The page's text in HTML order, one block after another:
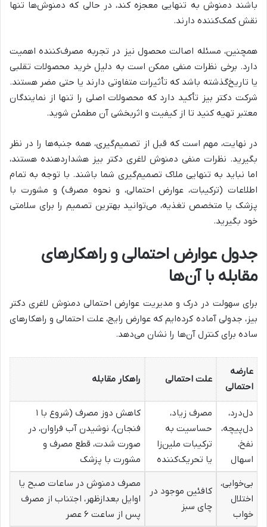
باشند دمنوش به تنهایی معجزه کند، در حالی که دمنوش‌ها تنها
نقش کمک‌کننده دارند.
همچنین، مسئله اصالت محصول نیز در تجربه مصرف‌کننده اهمیت
دارد. برخی نظرات منفی ممکن است به دلیل خرید محصولات تقلبی
یا تاریخ‌گذشته باشد که تأثیرات متفاوتی دارند یا حتی مضر هستند.
شرکت دکتر بیز تأکید دارد که محصولات اصلی را تنها از نمایندگان
معتبر تهیه کنید تا از کیفیت و اثربخشی آن مطمئن شوید.
در نهایت، مهم است که قبل از تصمیم‌گیری، همه جنبه‌ها را در نظر
بگیرید. نظرات منفی دمنوش لاغری دکتر بیز هشداردهنده هستند،
اما نباید به تنهایی ملاک تصمیم‌گیری شما باشند. با توجه به تمام
اطلاعات (ترکیبات، عوارض احتمالی، و نحوه مصرف) و مشورت با
پزشک یا متخصص تغذیه، می‌توانید بهترین تصمیم را برای سلامتی
خود بگیرید.
جدول عوارض احتمالی و راهکارهای
مقابله با آن‌ها
برای سهولت در درک و مدیریت عوارض احتمالی دمنوش لاغری دکتر
بیز، جدولی آماده کرده‌ایم که عوارض رایج، علت احتمالی و راهکارهای
ساده برای کنترل آن‌ها را نشان می‌دهد.
عارضه
احتمالی
علت احتمالی راهکار مقابله
دل‌درد،
دل‌پیچه،
نفخ،
اسهال
مصرف زیاد،
حساسیت به
ترکیبات ملین‌زا
یا تحریک‌کننده
کاهش دوز مصرف (شروع با ۱
فنجان)، نوشیدن آب فراوان، در
صورت شدت، قطع مصرف و
مشورت با پزشک
بی‌خوابی،
اختلال
خواب
کافئین موجود در
چای سبز
مصرف دمنوش در ساعات صبح یا
اوایل بعدازظهر، اجتناب از مصرف
پس از ساعت ۶ عصر